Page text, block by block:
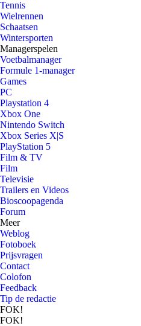
Tennis
Wielrennen
Schaatsen
Wintersporten
Managerspelen
Voetbalmanager
Formule 1-manager
Games
PC
Playstation 4
Xbox One
Nintendo Switch
Xbox Series X|S
PlayStation 5
Film & TV
Film
Televisie
Trailers en Videos
Bioscoopagenda
Forum
Meer
Weblog
Fotoboek
Prijsvragen
Contact
Colofon
Feedback
Tip de redactie
FOK!
FOK!